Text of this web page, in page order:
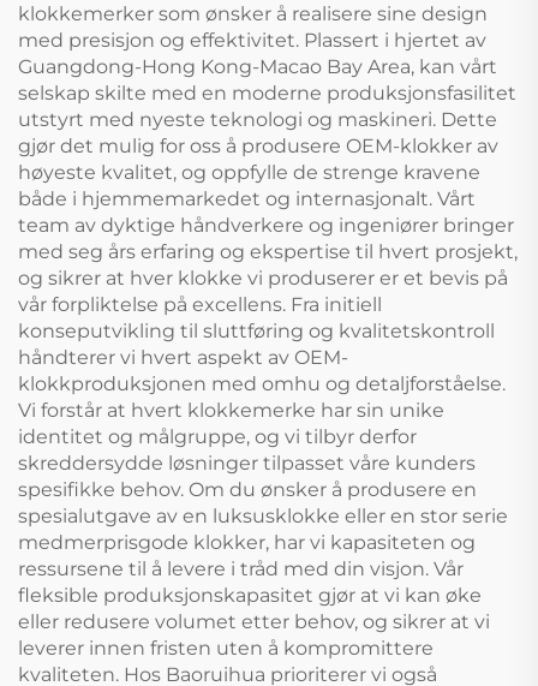
klokkemerker som ønsker å realisere sine design
med presisjon og effektivitet. Plassert i hjertet av
Guangdong-Hong Kong-Macao Bay Area, kan vårt
selskap skilte med en moderne produksjonsfasilitet
utstyrt med nyeste teknologi og maskineri. Dette
gjør det mulig for oss å produsere OEM-klokker av
høyeste kvalitet, og oppfylle de strenge kravene
både i hjemmemarkedet og internasjonalt. Vårt
team av dyktige håndverkere og ingeniører bringer
med seg års erfaring og ekspertise til hvert prosjekt,
og sikrer at hver klokke vi produserer er et bevis på
vår forpliktelse på excellens. Fra initiell
konseputvikling til sluttføring og kvalitetskontroll
håndterer vi hvert aspekt av OEM-
klokkproduksjonen med omhu og detaljforståelse.
Vi forstår at hvert klokkemerke har sin unike
identitet og målgruppe, og vi tilbyr derfor
skreddersydde løsninger tilpasset våre kunders
spesifikke behov. Om du ønsker å produsere en
spesialutgave av en luksusklokke eller en stor serie
medmerprisgode klokker, har vi kapasiteten og
ressursene til å levere i tråd med din visjon. Vår
fleksible produksjonskapasitet gjør at vi kan øke
eller redusere volumet etter behov, og sikrer at vi
leverer innen fristen uten å kompromittere
kvaliteten. Hos Baoruihua prioriterer vi også